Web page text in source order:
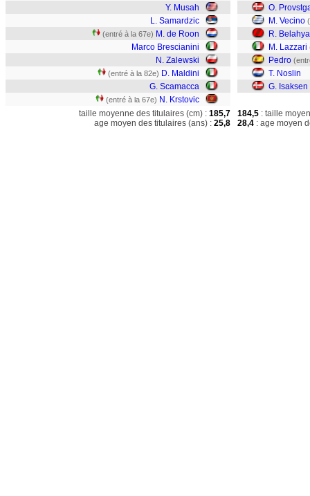
Y. Musah
L. Samardzic
(entré à la 67e) M. de Roon
Marco Brescianini
N. Zalewski
(entré à la 82e) D. Maldini
G. Scamacca
(entré à la 67e) N. Krstovic
O.
M. Vecino
R.
M. Lazzari
Pedro
T. Noslin
G. Isaksen
taille moyenne des titulaires (cm) : 185,7
age moyen des titulaires (ans) : 25,8
184,5 : taille
28,4 : age moyen